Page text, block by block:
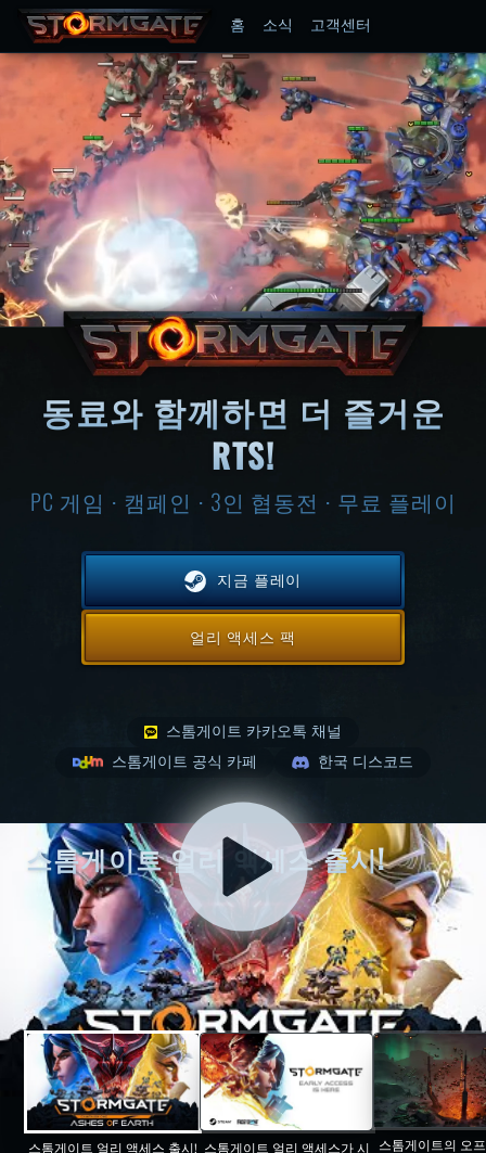
홈 소식 고객센터
동료와 함께하면 더 즐거운
RTS!
PC 게임 ⋅ 캠페인 ⋅ 3인 협동전 ⋅ 무료 플레이
지금 플레이
얼리 액세스 팩
스톰게이트 카카오톡 채널
스톰게이트 공식 카페
한국 디스코드
스톰게이트 얼리 액세스 출시!
스톰게이트 얼리 액세스가 오픈 되었으며 스팀 이용자
라면 누구나 플레이 가능합니다! 게임이 궁금하다면 지
금 스팀에서 스톰게이트를 다운로드 하세요!
스톰게이트 얼리 액세스 출시! 스톰게이트 얼리 액세스가 시
스톰게이트의 오